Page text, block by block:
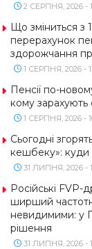
2 СЕРПНЯ, 2026 -
Що зміниться з
перерахунок
здорожчання
1 СЕРПНЯ, 2026 -
Пенсії по-
кому зарахують
1 СЕРПНЯ, 2026 -
Сьогодні
кешбеку»: куди
31 ЛИПНЯ, 2026 -
Російські
ширший
невидимими: у
рішення
31 ЛИПНЯ, 2026 -